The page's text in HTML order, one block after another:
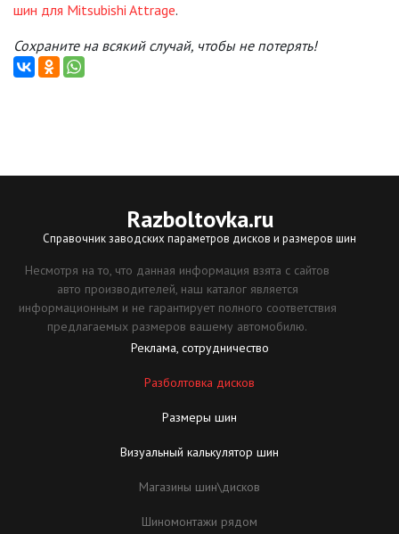
шин для Mitsubishi Attrage.
Сохраните на всякий случай, чтобы не потерять!
Razboltovka.ru
Справочник заводских параметров дисков и размеров шин
Несмотря на то, что данная информация взята с сайтов
авто производителей, наш каталог является
информационным и не гарантирует полного соответствия
предлагаемых размеров вашему автомобилю.
Реклама, сотрудничество
Разболтовка дисков
Размеры шин
Визуальный калькулятор шин
Магазины шин\дисков
Шиномонтажи рядом